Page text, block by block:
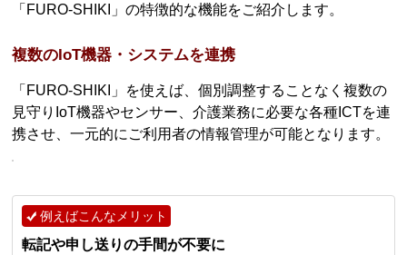
「FURO-SHIKI」の特徴的な機能をご紹介します。
複数のIoT機器・システムを連携
「FURO-SHIKI」を使えば、個別調整することなく複数の
見守りIoT機器やセンサー、介護業務に必要な各種ICTを連
携させ、一元的にご利用者の情報管理が可能となります。
例えばこんなメリット
転記や申し送りの手間が不要に